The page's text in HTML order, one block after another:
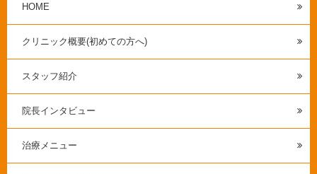
HOME
クリニック概要(初めての方へ)
スタッフ紹介
院長インタビュー
治療メニュー